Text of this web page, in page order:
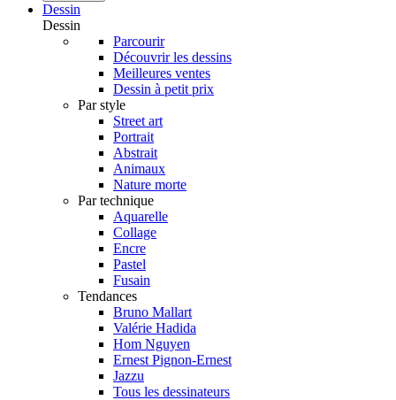
Dessin
Dessin
Parcourir
Découvrir les dessins
Meilleures ventes
Dessin à petit prix
Par style
Street art
Portrait
Abstrait
Animaux
Nature morte
Par technique
Aquarelle
Collage
Encre
Pastel
Fusain
Tendances
Bruno Mallart
Valérie Hadida
Hom Nguyen
Ernest Pignon-Ernest
Jazzu
Tous les dessinateurs